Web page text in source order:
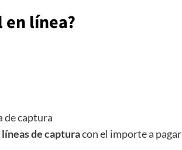
en línea?
de captura
de capturacon el importe a pagar